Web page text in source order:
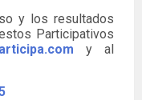
y los resultados
Participativos
y al